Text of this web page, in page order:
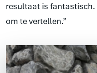
resultaat is fantastisch.
om te vertellen.”